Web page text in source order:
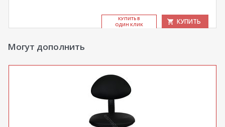
КУ­ПИТЬ В
ОДИН КЛИК
КУПИТЬ
Могут дополнить